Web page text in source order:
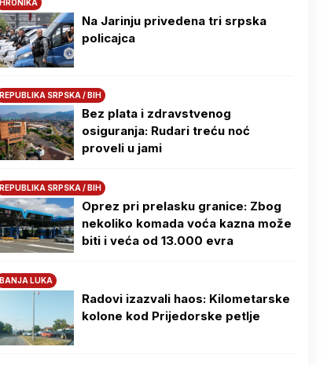
HRONIKA
Na Јarinju privedena tri srpska
policajca
REPUBLIKA SRPSKA / BIH
Bez plata i zdravstvenog
osiguranja: Rudari treću noć
proveli u jami
REPUBLIKA SRPSKA / BIH
Oprez pri prelasku granice: Zbog
nekoliko komada voća kazna može
biti i veća od 13.000 evra
BANJA LUKA
Radovi izazvali haos: Kilometarske
kolone kod Prijedorske petlje